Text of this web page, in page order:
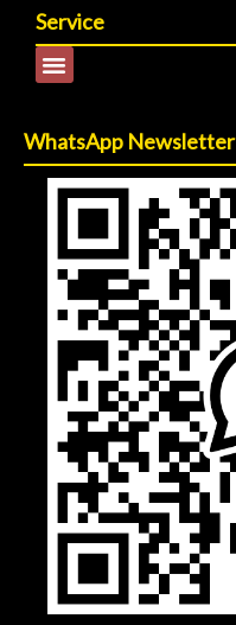
Service
WhatsApp Newsletter